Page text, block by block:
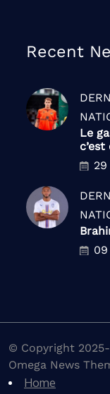
Recent
Le
c’est
© Copyright
Omega News
Home